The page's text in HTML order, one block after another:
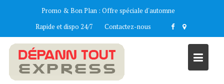
Promo & Bon Plan : Offre spéciale d'automne
Rapide et dispo 24/7
Contactez-nous